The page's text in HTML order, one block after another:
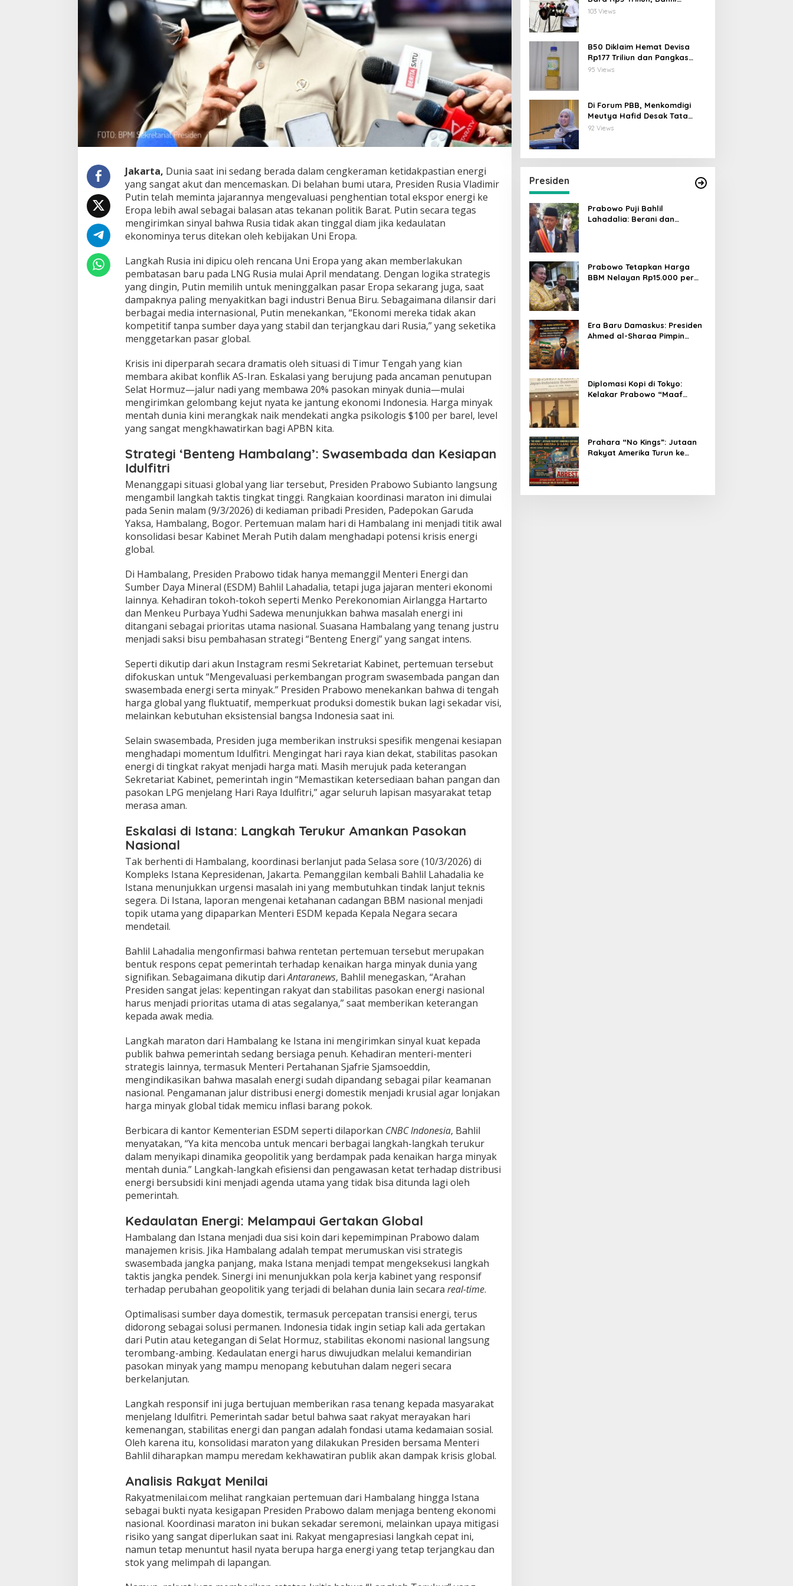
o
n
H
a
a
l
a
n
g
I
s
a
n
a
,
P
r
b
w
o
d
a
n
B
a
h
l
S
u
s
u
n
S
r
a
e
g
i
L
a
w
G
u
n
c
a
n
a
G
l
o
a
l
Jakarta, Dunia saat ini sedang berada dalam cengkeraman ketidakpastian energi
yang sangat akut dan mencemaskan. Di belahan bumi utara, Presiden Rusia Vladimir
Putin telah meminta jajarannya mengevaluasi penghentian total ekspor energi ke
Eropa lebih awal sebagai balasan atas tekanan politik Barat. Putin secara tegas
mengirimkan sinyal bahwa Rusia tidak akan tinggal diam jika kedaulatan
ekonominya terus ditekan oleh kebijakan Uni Eropa.
​Langkah Rusia ini dipicu oleh rencana Uni Eropa yang akan memberlakukan
pembatasan baru pada LNG Rusia mulai April mendatang. Dengan logika strategis
yang dingin, Putin memilih untuk meninggalkan pasar Eropa sekarang juga, saat
dampaknya paling menyakitkan bagi industri Benua Biru. Sebagaimana dilansir dari
berbagai media internasional, Putin menekankan, “Ekonomi mereka tidak akan
kompetitif tanpa sumber daya yang stabil dan terjangkau dari Rusia,” yang seketika
menggetarkan pasar global.
​Krisis ini diperparah secara dramatis oleh situasi di Timur Tengah yang kian
membara akibat konflik AS-Iran. Eskalasi yang berujung pada ancaman penutupan
Selat Hormuz—jalur nadi yang membawa 20% pasokan minyak dunia—mulai
mengirimkan gelombang kejut nyata ke jantung ekonomi Indonesia. Harga minyak
mentah dunia kini merangkak naik mendekati angka psikologis $100 per barel, level
yang sangat mengkhawatirkan bagi APBN kita.
Strategi ‘Benteng Hambalang’: Swasembada dan Kesiapan
Idulfitri
​Menanggapi situasi global yang liar tersebut, Presiden Prabowo Subianto langsung
mengambil langkah taktis tingkat tinggi. Rangkaian koordinasi maraton ini dimulai
pada Senin malam (9/3/2026) di kediaman pribadi Presiden, Padepokan Garuda
Yaksa, Hambalang, Bogor. Pertemuan malam hari di Hambalang ini menjadi titik awal
konsolidasi besar Kabinet Merah Putih dalam menghadapi potensi krisis energi
global.
​Di Hambalang, Presiden Prabowo tidak hanya memanggil Menteri Energi dan
Sumber Daya Mineral (ESDM) Bahlil Lahadalia, tetapi juga jajaran menteri ekonomi
lainnya. Kehadiran tokoh-tokoh seperti Menko Perekonomian Airlangga Hartarto
dan Menkeu Purbaya Yudhi Sadewa menunjukkan bahwa masalah energi ini
ditangani sebagai prioritas utama nasional. Suasana Hambalang yang tenang justru
menjadi saksi bisu pembahasan strategi “Benteng Energi” yang sangat intens.
​Seperti dikutip dari akun Instagram resmi Sekretariat Kabinet, pertemuan tersebut
difokuskan untuk “Mengevaluasi perkembangan program swasembada pangan dan
swasembada energi serta minyak.” Presiden Prabowo menekankan bahwa di tengah
harga global yang fluktuatif, memperkuat produksi domestik bukan lagi sekadar visi,
melainkan kebutuhan eksistensial bangsa Indonesia saat ini.
​Selain swasembada, Presiden juga memberikan instruksi spesifik mengenai kesiapan
menghadapi momentum Idulfitri. Mengingat hari raya kian dekat, stabilitas pasokan
energi di tingkat rakyat menjadi harga mati. Masih merujuk pada keterangan
Sekretariat Kabinet, pemerintah ingin “Memastikan ketersediaan bahan pangan dan
pasokan LPG menjelang Hari Raya Idulfitri,” agar seluruh lapisan masyarakat tetap
merasa aman.
Eskalasi di Istana: Langkah Terukur Amankan Pasokan
Nasional
​Tak berhenti di Hambalang, koordinasi berlanjut pada Selasa sore (10/3/2026) di
Kompleks Istana Kepresidenan, Jakarta. Pemanggilan kembali Bahlil Lahadalia ke
Istana menunjukkan urgensi masalah ini yang membutuhkan tindak lanjut teknis
segera. Di Istana, laporan mengenai ketahanan cadangan BBM nasional menjadi
topik utama yang dipaparkan Menteri ESDM kepada Kepala Negara secara
mendetail.
​Bahlil Lahadalia mengonfirmasi bahwa rentetan pertemuan tersebut merupakan
bentuk respons cepat pemerintah terhadap kenaikan harga minyak dunia yang
signifikan. Sebagaimana dikutip dariAntaranews, Bahlil menegaskan, “Arahan
Presiden sangat jelas: kepentingan rakyat dan stabilitas pasokan energi nasional
harus menjadi prioritas utama di atas segalanya,” saat memberikan keterangan
kepada awak media.
​Langkah maraton dari Hambalang ke Istana ini mengirimkan sinyal kuat kepada
publik bahwa pemerintah sedang bersiaga penuh. Kehadiran menteri-menteri
strategis lainnya, termasuk Menteri Pertahanan Sjafrie Sjamsoeddin,
mengindikasikan bahwa masalah energi sudah dipandang sebagai pilar keamanan
nasional. Pengamanan jalur distribusi energi domestik menjadi krusial agar lonjakan
harga minyak global tidak memicu inflasi barang pokok.
​Berbicara di kantor Kementerian ESDM seperti dilaporkan CNBC Indonesia, Bahlil
menyatakan, “Ya kita mencoba untuk mencari berbagai langkah-langkah terukur
dalam menyikapi dinamika geopolitik yang berdampak pada kenaikan harga minyak
mentah dunia.” Langkah-langkah efisiensi dan pengawasan ketat terhadap distribusi
energi bersubsidi kini menjadi agenda utama yang tidak bisa ditunda lagi oleh
pemerintah.
Kedaulatan Energi: Melampaui Gertakan Global
​Hambalang dan Istana menjadi dua sisi koin dari kepemimpinan Prabowo dalam
manajemen krisis. Jika Hambalang adalah tempat merumuskan visi strategis
swasembada jangka panjang, maka Istana menjadi tempat mengeksekusi langkah
taktis jangka pendek. Sinergi ini menunjukkan pola kerja kabinet yang responsif
terhadap perubahan geopolitik yang terjadi di belahan dunia lain secara real-time.
​Optimalisasi sumber daya domestik, termasuk percepatan transisi energi, terus
didorong sebagai solusi permanen. Indonesia tidak ingin setiap kali ada gertakan
dari Putin atau ketegangan di Selat Hormuz, stabilitas ekonomi nasional langsung
terombang-ambing. Kedaulatan energi harus diwujudkan melalui kemandirian
pasokan minyak yang mampu menopang kebutuhan dalam negeri secara
berkelanjutan.
​Langkah responsif ini juga bertujuan memberikan rasa tenang kepada masyarakat
menjelang Idulfitri. Pemerintah sadar betul bahwa saat rakyat merayakan hari
kemenangan, stabilitas energi dan pangan adalah fondasi utama kedamaian sosial.
Oleh karena itu, konsolidasi maraton yang dilakukan Presiden bersama Menteri
Bahlil diharapkan mampu meredam kekhawatiran publik akan dampak krisis global.
Analisis Rakyat Menilai
​Rakyatmenilai.com melihat rangkaian pertemuan dari Hambalang hingga Istana
sebagai bukti nyata kesigapan Presiden Prabowo dalam menjaga benteng ekonomi
nasional. Koordinasi maraton ini bukan sekadar seremoni, melainkan upaya mitigasi
risiko yang sangat diperlukan saat ini. Rakyat mengapresiasi langkah cepat ini,
namun tetap menuntut hasil nyata berupa harga energi yang tetap terjangkau dan
stok yang melimpah di lapangan.
Lahadalia: ESDM Siap Berikan
103 Views
B50 Diklaim Hemat Devisa
Rp177 Triliun dan Pangkas
Emisi 44 Juta Ton CO₂
95 Views
Di Forum PBB, Menkomdigi
Meutya Hafid Desak Tata
Kelola AI Global Utamakan
92 Views
Presiden
Prabowo Puji Bahlil
Lahadalia: Berani dan
Prabowo Tetapkan Harga
BBM Nelayan Rp15.000 per
Era Baru Damaskus: Presiden
Ahmed al-Sharaa Pimpin
Diplomasi Kopi di Tokyo:
Kelakar Prabowo “Maaf
Prahara “No Kings”: Jutaan
Rakyat Amerika Turun ke